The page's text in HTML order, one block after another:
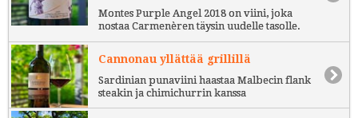
Montes Purple Angel 2018 on viini, joka
nostaa Carmenèren täysin uudelle tasolle.
Cannonau yllättää grillillä
Sardinian punaviini haastaa Malbecin flank
steakin ja chimichurrin kanssa